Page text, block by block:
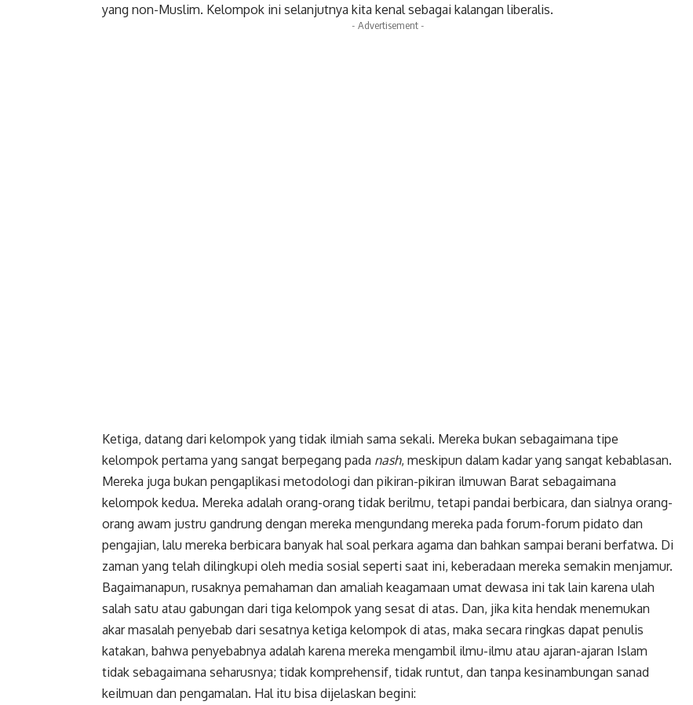
yang non-Muslim. Kelompok ini selanjutnya kita kenal sebagai kalangan liberalis.
- Advertisement -
Facebook Twitter
Ketiga, datang dari kelompok yang tidak ilmiah sama sekali. Mereka bukan sebagaimana tipe
kelompok pertama yang sangat berpegang pada nash, meskipun dalam kadar yang sangat kebablasan.
Mereka juga bukan pengaplikasi metodologi dan pikiran-pikiran ilmuwan Barat sebagaimana
kelompok kedua. Mereka adalah orang-orang tidak berilmu, tetapi pandai berbicara, dan sialnya orang-
orang awam justru gandrung dengan mereka mengundang mereka pada forum-forum pidato dan
pengajian, lalu mereka berbicara banyak hal soal perkara agama dan bahkan sampai berani berfatwa. Di
zaman yang telah dilingkupi oleh media sosial seperti saat ini, keberadaan mereka semakin menjamur.
Bagaimanapun, rusaknya pemahaman dan amaliah keagamaan umat dewasa ini tak lain karena ulah
salah satu atau gabungan dari tiga kelompok yang sesat di atas. Dan, jika kita hendak menemukan
akar masalah penyebab dari sesatnya ketiga kelompok di atas, maka secara ringkas dapat penulis
katakan, bahwa penyebabnya adalah karena mereka mengambil ilmu-ilmu atau ajaran-ajaran Islam
tidak sebagaimana seharusnya; tidak komprehensif, tidak runtut, dan tanpa kesinambungan sanad
keilmuan dan pengamalan. Hal itu bisa dijelaskan begini: